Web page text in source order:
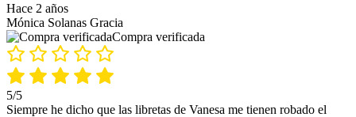
Hace 2 años
Mónica Solanas Gracia
Compra verificada
5/5
Siempre he dicho que las libretas de Vanesa me tienen robado el